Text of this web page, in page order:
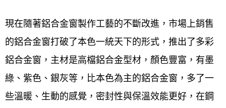
現在隨著鋁合金窗製作工藝的不斷改進，市場上銷售
的鋁合金窗打破了本色一統天下的形式，推出了多彩
鋁合金窗，主材是高檔鋁合金型材，顏色豐富，有墨
綠、紫色、銀灰等，比本色為主的鋁合金窗，多了一
些溫暖、生動的感覺，密封性與保溫效能更好，在鋼